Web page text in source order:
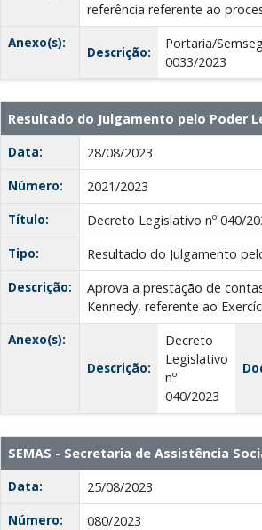
referência referente ao
Anexo(s):
Descrição:
Portaria/
0033/2023
Resultado do Julgamento pelo Poder
Data:
28/08/2023
Número:
2021/2023
Título:
Decreto Legislativo nº 040/
Tipo:
Resultado do Julgamento
Descrição:
Aprova a prestação de
Kennedy, referente ao
Anexo(s):
Descrição:
Decreto
Legislativo
nº
040/2023
SEMAS - Secretaria de Assistência
Data:
25/08/2023
Número:
080/2023